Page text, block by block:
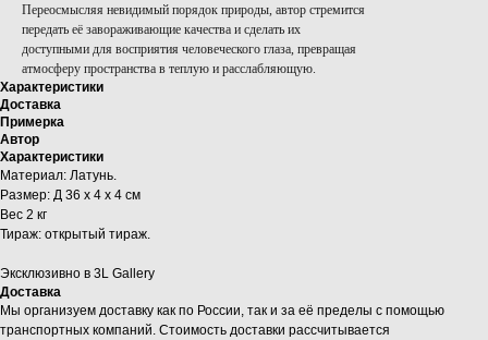
Переосмысляя невидимый порядок природы, автор стремится
передать её завораживающие качества и сделать их
доступными для восприятия человеческого глаза, превращая
атмосферу пространства в теплую и расслабляющую.
Характеристики
Доставка
Примерка
Автор
Характеристики
Материал: Латунь.
Размер: Д 36 х 4 х 4 см
Вес 2 кг
Тираж: открытый тираж.
Эксклюзивно в 3L Gallery
Доставка
Мы организуем доставку как по России, так и за её пределы с помощью
транспортных компаний. Стоимость доставки рассчитывается